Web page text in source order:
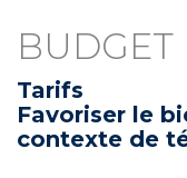
BUDGET
Tarifs
Favoriser le
contexte de